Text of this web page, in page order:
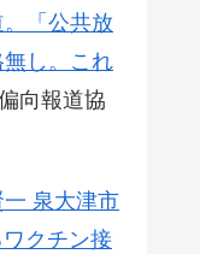
「公共放
し。これ
向報道協
一 泉大津市
クチン接